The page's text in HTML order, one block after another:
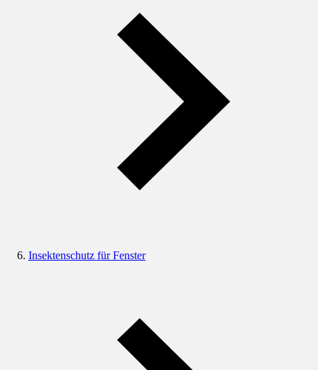
Insektenschutz für Fenster